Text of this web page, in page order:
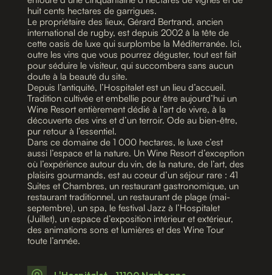
huit cents hectares de garrigues.
Le propriétaire des lieux, Gérard Bertrand, ancien
international de rugby, est depuis 2002 à la tête de
cette oasis de luxe qui surplombe la Méditerranée. Ici,
outre les vins que vous pourrez déguster, tout est fait
pour séduire le visiteur, qui succombera sans aucun
doute à la beauté du site.
Depuis l’antiquité, l’Hospitalet est un lieu d’accueil.
Tradition cultivée et embellie pour être aujourd’hui un
Wine Resort entièrement dédié à l’art de vivre, à la
découverte des vins et d’un terroir. Ode au bien-être,
pur retour à l’essentiel.
Dans ce domaine de 1 000 hectares, le luxe c’est
aussi l’espace et la nature. Un Wine Resort d’exception
où l’expérience autour du vin, de la nature, de l’art, des
plaisirs gourmands, est au coeur d’un séjour rare : 41
Suites et Chambres, un restaurant gastronomique, un
restaurant traditionnel, un restaurant de plage (mai-
septembre), un spa, le festival Jazz à l’Hospitalet
(Juillet), un espace d’exposition intérieur et extérieur,
des animations sons et lumières et des Wine Tour
toute l’année.